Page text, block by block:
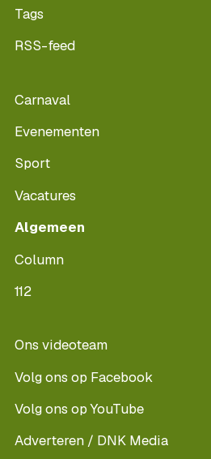
Tags
RSS-feed
Carnaval
Evenementen
Sport
Vacatures
Algemeen
Column
112
Ons videoteam
Volg ons op Facebook
Volg ons op YouTube
Adverteren / DNK Media